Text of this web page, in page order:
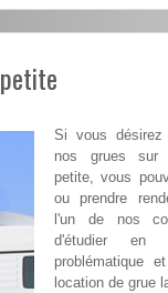
Si vous
nos grues sur
petite, vous
ou prendre
l'un de nos
d'étudier en
problématique
location de grue